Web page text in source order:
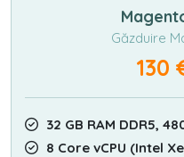
Găzduire
130
32 GB RAM DDR5,
8 Core vCPU (Intel